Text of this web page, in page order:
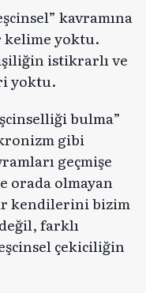
kavramına
kelime yoktu.
istikrarlı ve
yoktu.
bulma”
gibi
geçmişe
orada olmayan
kendilerini bizim
farklı
çekiciliğin